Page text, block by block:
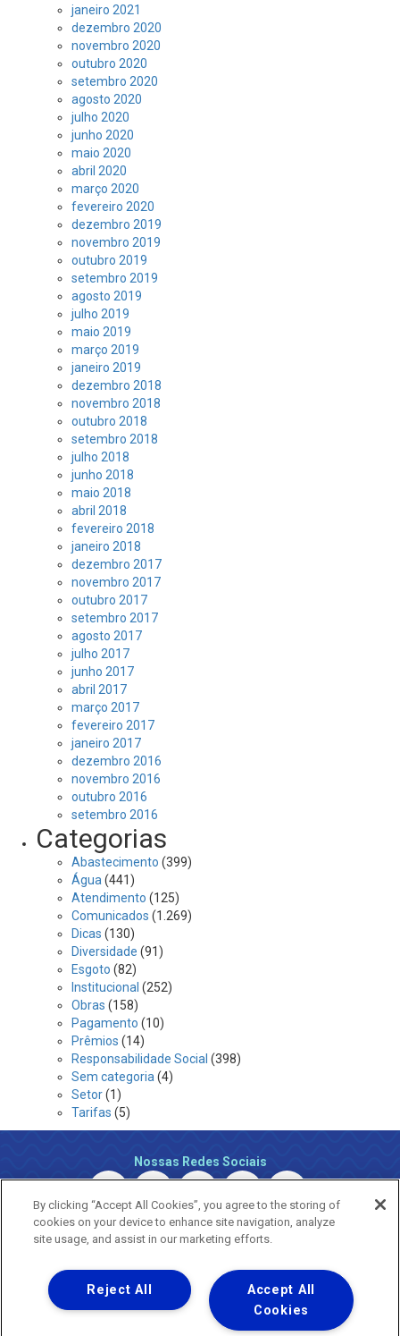
janeiro 2021
dezembro 2020
novembro 2020
outubro 2020
setembro 2020
agosto 2020
julho 2020
junho 2020
maio 2020
abril 2020
março 2020
fevereiro 2020
dezembro 2019
novembro 2019
outubro 2019
setembro 2019
agosto 2019
julho 2019
maio 2019
março 2019
janeiro 2019
dezembro 2018
novembro 2018
outubro 2018
setembro 2018
julho 2018
junho 2018
maio 2018
abril 2018
fevereiro 2018
janeiro 2018
dezembro 2017
novembro 2017
outubro 2017
setembro 2017
agosto 2017
julho 2017
junho 2017
abril 2017
março 2017
fevereiro 2017
janeiro 2017
dezembro 2016
novembro 2016
outubro 2016
setembro 2016
Categorias
Abastecimento (399)
Água (441)
Atendimento (125)
Comunicados (1.269)
Dicas (130)
Diversidade (91)
Esgoto (82)
Institucional (252)
Obras (158)
Pagamento (10)
Prêmios (14)
Responsabilidade Social (398)
Sem categoria (4)
Setor(1)
Tarifas (5)
Nossas Redes Sociais
Copyright © 2026 - Todos os Direitos Reservados.
By clicking “Accept All Cookies”, you agree to the storing of
cookies on your device to enhance site navigation, analyze
site usage, and assist in our marketing efforts.
Accept All
Cookies
Reject All